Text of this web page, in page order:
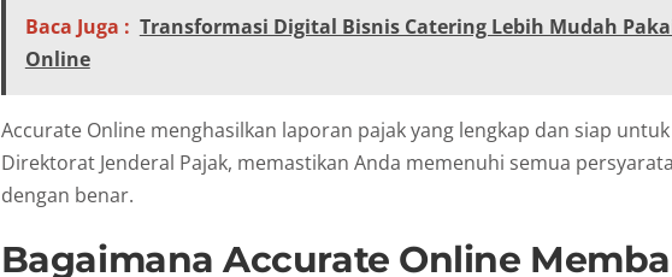
Baca Juga : Transformasi Digital Bisnis Catering Lebih Mudah
Online
Accurate Online menghasilkan laporan pajak yang lengkap dan siap
Direktorat Jenderal Pajak, memastikan Anda memenuhi semua
dengan benar.
Bagaimana Accurate Online